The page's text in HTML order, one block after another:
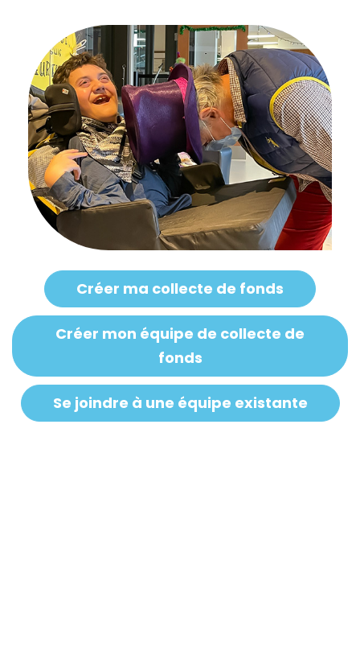
Créer ma collecte de fonds
Créer mon équipe de collecte de
fonds
Se joindre à une équipe existante